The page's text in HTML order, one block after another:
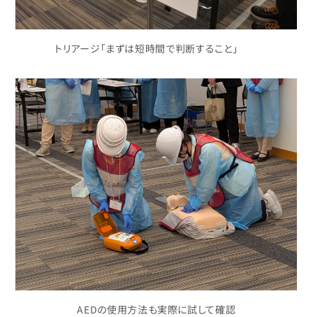
トリアージ「まずは短時間で判断すること」
AEDの使用方法も実際に試して確認